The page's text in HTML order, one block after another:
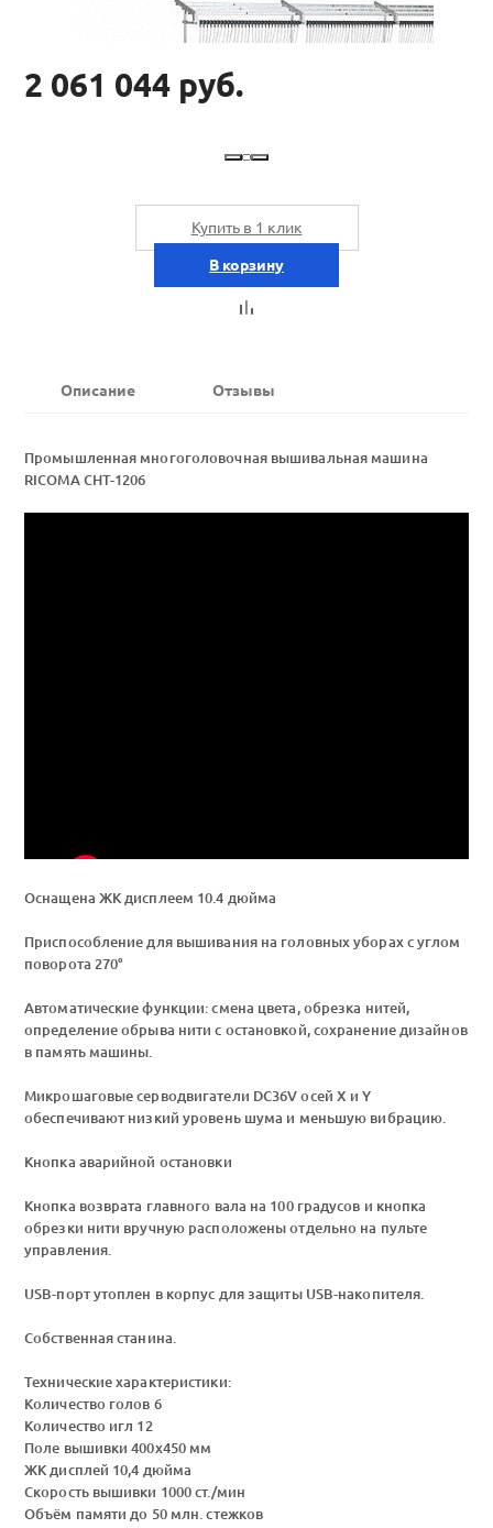
2 061 044 руб.
Купить в 1 клик
В корзину
Описание Отзывы
Промышленная многоголовочная вышивальная машина
RICOMA CHT-1206
Оснащена ЖК дисплеем 10.4 дюйма
Приспособление для вышивания на головных уборах с углом
поворота 270°
Автоматические функции: смена цвета, обрезка нитей,
определение обрыва нити с остановкой, сохранение дизайнов
в память машины.
Микрошаговые серводвигатели DC36V осей X и Y
обеспечивают низкий уровень шума и меньшую вибрацию.
Кнопка аварийной остановки
Кнопка возврата главного вала на 100 градусов и кнопка
обрезки нити вручную расположены отдельно на пульте
управления.
USB-порт утоплен в корпус для защиты USB-накопителя.
Собственная станина.
Технические характеристики:
Количество голов 6
Количество игл 12
Поле вышивки 400х450 мм
ЖК дисплей 10,4 дюйма
Скорость вышивки 1000 ст./мин
Объём памяти до 50 млн. стежков